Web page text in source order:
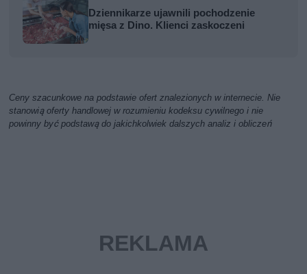
Dziennikarze ujawnili pochodzenie
mięsa z Dino. Klienci zaskoczeni
Ceny szacunkowe na podstawie ofert znalezionych w internecie. Nie
stanowią oferty handlowej w rozumieniu kodeksu cywilnego i nie
powinny być podstawą do jakichkolwiek dalszych analiz i obliczeń